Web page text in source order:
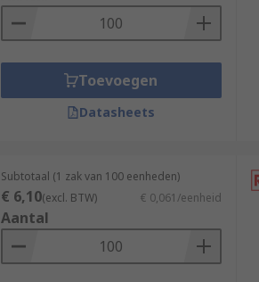
Toevoegen
Datasheets
Subtotaal (1 zak van 100 eenheden)
€ 6,10(excl. BTW) € 0,061/eenheid
Aantal